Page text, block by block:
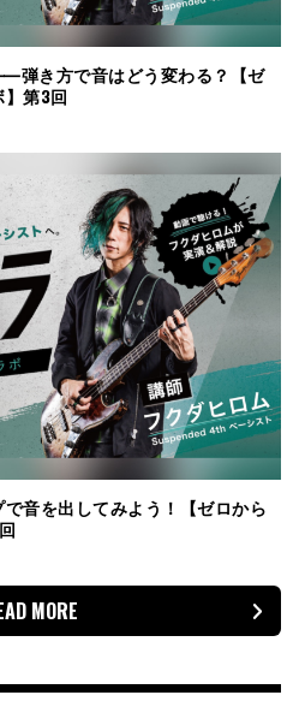
き方で音はどう変わる？【ゼ
第3回
音を出してみよう！【ゼロから
MORE